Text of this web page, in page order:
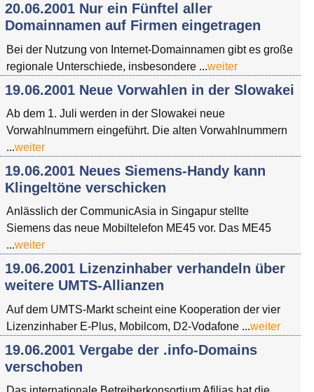
20.06.2001 Nur ein Fünftel aller
Domainnamen auf Firmen eingetragen
Bei der Nutzung von Internet-Domainnamen gibt es große
regionale Unterschiede, insbesondere ...weiter
19.06.2001 Neue Vorwahlen in der Slowakei
Ab dem 1. Juli werden in der Slowakei neue
Vorwahlnummern eingeführt. Die alten Vorwahlnummern
...weiter
19.06.2001 Neues Siemens-Handy kann
Klingeltöne verschicken
Anlässlich der CommunicAsia in Singapur stellte
Siemens das neue Mobiltelefon ME45 vor. Das ME45
...weiter
19.06.2001 Lizenzinhaber verhandeln über
weitere UMTS-Allianzen
Auf dem UMTS-Markt scheint eine Kooperation der vier
Lizenzinhaber E-Plus, Mobilcom, D2-Vodafone ...weiter
19.06.2001 Vergabe der .info-Domains
verschoben